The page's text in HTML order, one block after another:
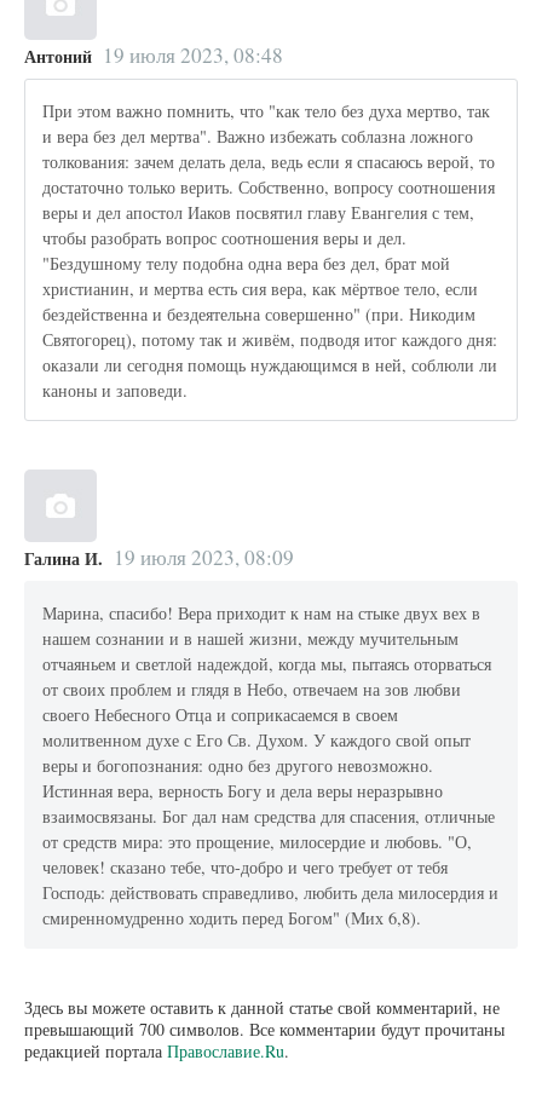
Антоний 19 июля 2023, 08:48
При этом важно помнить, что "как тело без духа мертво, так
и вера без дел мертва". Важно избежать соблазна ложного
толкования: зачем делать дела, ведь если я спасаюсь верой, то
достаточно только верить. Собственно, вопросу соотношения
веры и дел апостол Иаков посвятил главу Евангелия с тем,
чтобы разобрать вопрос соотношения веры и дел.
"Бездушному телу подобна одна вера без дел, брат мой
христианин, и мертва есть сия вера, как мёртвое тело, если
бездейственна и бездеятельна совершенно" (при. Никодим
Святогорец), потому так и живём, подводя итог каждого дня:
оказали ли сегодня помощь нуждающимся в ней, соблюли ли
каноны и заповеди.
Галина И. 19 июля 2023, 08:09
Марина, спасибо! Вера приходит к нам на стыке двух вех в
нашем сознании и в нашей жизни, между мучительным
отчаяньем и светлой надеждой, когда мы, пытаясь оторваться
от своих проблем и глядя в Небо, отвечаем на зов любви
своего Небесного Отца и соприкасаемся в своем
молитвенном духе с Его Св. Духом. У каждого свой опыт
веры и богопознания: одно без другого невозможно.
Истинная вера, верность Богу и дела веры неразрывно
взаимосвязаны. Бог дал нам средства для спасения, отличные
от средств мира: это прощение, милосердие и любовь. "О,
человек! сказано тебе, что-добро и чего требует от тебя
Господь: действовать справедливо, любить дела милосердия и
смиренномудренно ходить перед Богом" (Мих 6,8).
Здесь вы можете оставить к данной статье свой комментарий, не
превышающий 700 символов. Все комментарии будут прочитаны
редакцией портала Православие.Ru.